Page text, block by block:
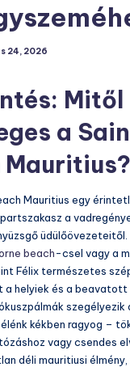
24, 2026
Mitől
a
Mauritius?
Mauritius egy
a
beach-csel vagy a
Félix természetes
a helyiek és a beavatott
szegélyezik
kékben ragyog –
vagy csendes
déli mauritiusi